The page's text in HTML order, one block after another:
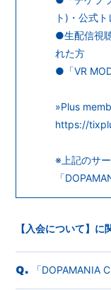
ト)・公式
●生配信視
れた方
●「VR
»Plus
https://
※上記のサ
「
【入会について】に
Q. 「DOPAMANIA